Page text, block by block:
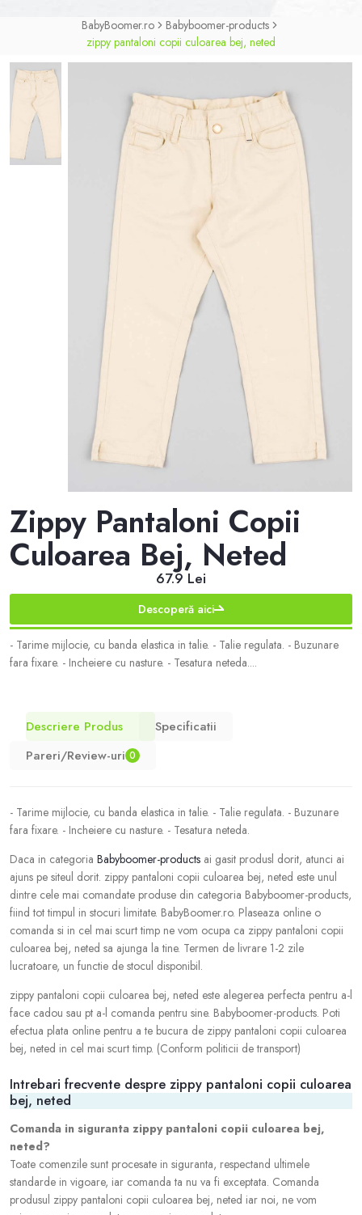
BabyBoomer.ro
Babyboomer-products
zippy pantaloni copii culoarea bej, neted
Zippy Pantaloni Copii
Culoarea Bej, Neted
67.9 Lei
Descoperă aici
- Tarime mijlocie, cu banda elastica in talie. - Talie regulata. - Buzunare
fara fixare. - Incheiere cu nasture. - Tesatura neteda....
Descriere Produs
Specificatii
Pareri/Review-uri 0
- Tarime mijlocie, cu banda elastica in talie. - Talie regulata. - Buzunare
fara fixare. - Incheiere cu nasture. - Tesatura neteda.
Daca in categoria Babyboomer-products ai gasit produsl dorit, atunci ai
ajuns pe siteul dorit. zippy pantaloni copii culoarea bej, neted este unul
dintre cele mai comandate produse din categoria Babyboomer-products,
fiind tot timpul in stocuri limitate. BabyBoomer.ro. Plaseaza online o
comanda si in cel mai scurt timp ne vom ocupa ca zippy pantaloni copii
culoarea bej, neted sa ajunga la tine. Termen de livrare 1-2 zile
lucratoare, un functie de stocul disponibil.
zippy pantaloni copii culoarea bej, neted este alegerea perfecta pentru a-l
face cadou sau pt a-l comanda pentru sine. Babyboomer-products. Poti
efectua plata online pentru a te bucura de zippy pantaloni copii culoarea
bej, neted in cel mai scurt timp. (Conform politicii de transport)
Intrebari frecvente despre zippy pantaloni copii culoarea
bej, neted
Comanda in siguranta zippy pantaloni copii culoarea bej,
neted?
Toate comenzile sunt procesate in siguranta, respectand ultimele
standarde in vigoare, iar comanda ta nu va fi exceptata. Comanda
produsul zippy pantaloni copii culoarea bej, neted iar noi, ne vom